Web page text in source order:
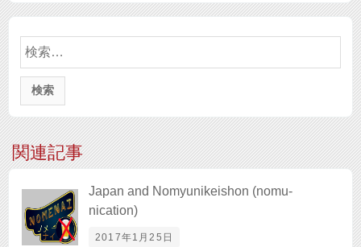
検
索:
関連記事
Japan and Nomyunikeishon (nomu-
nication)
2017年1月25日